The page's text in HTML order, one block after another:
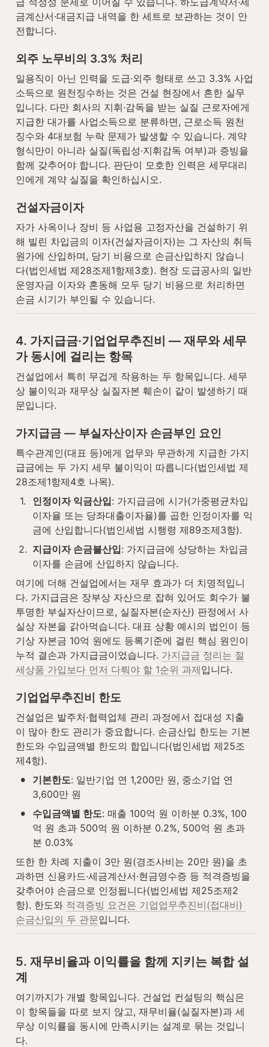
금계산서·대금지급 내역을 한 세트로 보관하는 것이 안
전합니다.
외주 노무비의 3.3% 처리
일용직이 아닌 인력을 도급·외주 형태로 쓰고 3.3% 사업
소득으로 원천징수하는 것은 건설 현장에서 흔한 실무
입니다. 다만 회사의 지휘·감독을 받는 실질 근로자에게
지급한 대가를 사업소득으로 분류하면, 근로소득 원천
징수와 4대보험 누락 문제가 발생할 수 있습니다. 계약
형식만이 아니라 실질(독립성·지휘감독 여부)과 증빙을
함께 갖추어야 합니다. 판단이 모호한 인력은 세무대리
인에게 계약 실질을 확인하십시오.
건설자금이자
자가 사옥이나 장비 등 사업용 고정자산을 건설하기 위
해 빌린 차입금의 이자(건설자금이자)는 그 자산의 취득
원가에 산입하며, 당기 비용으로 손금산입하지 않습니
다(법인세법 제28조제1항제3호). 현장 도급공사의 일반
운영자금 이자와 혼동해 모두 당기 비용으로 처리하면
손금 시기가 부인될 수 있습니다.
4. 가지급금·기업업무추진비 — 재무와 세무
가 동시에 걸리는 항목
건설업에서 특히 무겁게 작용하는 두 항목입니다. 세무
상 불이익과 재무상 실질자본 훼손이 같이 발생하기 때
문입니다.
가지급금 — 부실자산이자 손금부인 요인
특수관계인(대표 등)에게 업무와 무관하게 지급한 가지
급금에는 두 가지 세무 불이익이 따릅니다(법인세법 제
28조제1항제4호 나목).
1. 인정이자 익금산입: 가지급금에 시가(가중평균차입
이자율 또는 당좌대출이자율)를 곱한 인정이자를 익
금에 산입합니다(법인세법 시행령 제89조제3항).
2. 지급이자 손금불산입: 가지급금에 상당하는 차입금
이자를 손금에 산입하지 않습니다.
여기에 더해 건설업에서는 재무 효과가 더 치명적입니
다. 가지급금은 장부상 자산으로 잡혀 있어도 회수가 불
투명한 부실자산이므로, 실질자본(순자산) 판정에서 사
실상 자본을 갉아먹습니다. 대표 상황 예시의 법인이 등
기상 자본금 10억 원에도 등록기준에 걸린 핵심 원인이
누적 결손과 가지급금이었습니다. 가지급금 정리는 절
세상품 가입보다 먼저 다뤄야 할 1순위 과제입니다.
기업업무추진비 한도
건설업은 발주처·협력업체 관리 과정에서 접대성 지출
이 많아 한도 관리가 중요합니다. 손금산입 한도는 기본
한도와 수입금액별 한도의 합입니다(법인세법 제25조
제4항).
• 기본한도: 일반기업 연 1,200만 원, 중소기업 연
3,600만 원
• 수입금액별 한도: 매출 100억 원 이하분 0.3%, 100
억 원 초과 500억 원 이하분 0.2%, 500억 원 초과
분 0.03%
또한 한 차례 지출이 3만 원(경조사비는 20만 원)을 초
과하면 신용카드·세금계산서·현금영수증 등 적격증빙을
갖추어야 손금으로 인정됩니다(법인세법 제25조제2
항). 한도와 적격증빙 요건은 기업업무추진비(접대비)
손금산입의 두 관문입니다.
5. 재무비율과 이익률을 함께 지키는 복합 설
계
여기까지가 개별 항목입니다. 건설업 컨설팅의 핵심은
이 항목들을 따로 보지 않고, 재무비율(실질자본)과 세
무상 이익률을 동시에 만족시키는 설계로 묶는 것입니
다.